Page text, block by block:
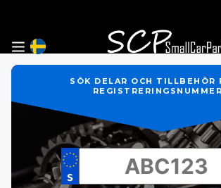
SÖK DELAR OCH TILLBEHÖR
REGISTRERINGSNUMMER